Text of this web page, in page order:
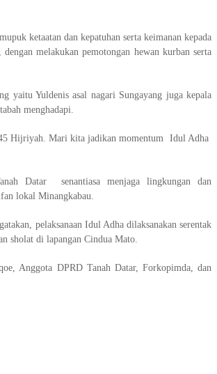
ketaatan dan kepatuhan serta keimanan kepada
melakukan pemotongan hewan kurban serta
yaitu Yuldenis asal nagari Sungayang juga kepala
menghadapi.
Hijriyah. Mari kita jadikan momentum Idul Adha
Datar senantiasa menjaga lingkungan dan
lokal Minangkabau.
pelaksanaan Idul Adha dilaksanakan serentak
sholat di lapangan Cindua Mato.
Anggota DPRD Tanah Datar, Forkopimda, dan